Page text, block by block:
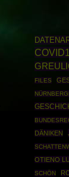
FILES
DÄNIKEN
OTIENO
SCHÖN